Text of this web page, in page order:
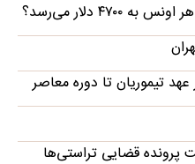
دلار می‌رسد؟
پرونده قضایی تراستی‌ها